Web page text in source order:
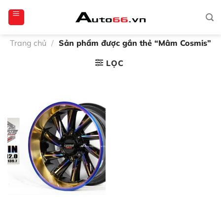
qua
dungTrang chủ / Sản phẩm được gắn thẻ “Mâm Cosmis”
LỌC